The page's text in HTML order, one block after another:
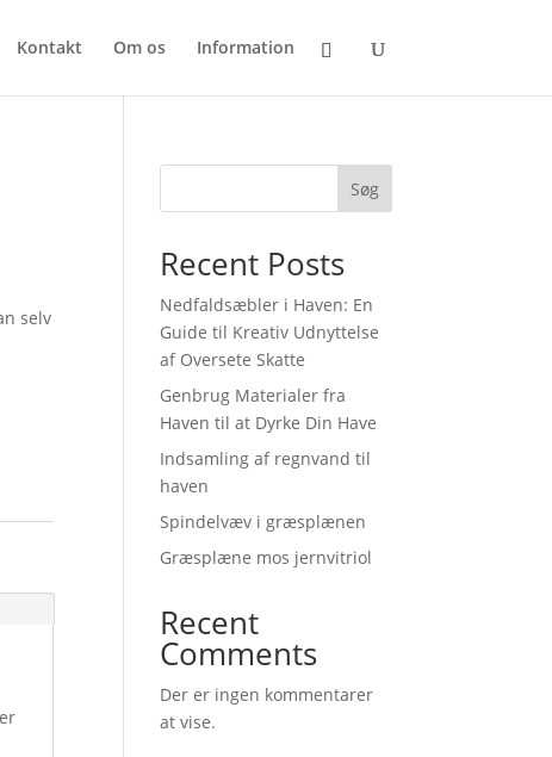
Kontakt Om os Information
selv
Søg
Recent Posts
Nedfaldsæbler i Haven: En
Guide til Kreativ Udnyttelse
af Oversete Skatte
Genbrug Materialer fra
Haven til at Dyrke Din Have
Indsamling af regnvand til
haven
Spindelvæv i græsplænen
Græsplæne mos jernvitriol
Recent
Comments
Der er ingen kommentarer
at vise.